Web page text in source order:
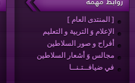
[ المنتدى العام ]
الإعلام وَ التربية و التعليم
أفراح و صور السلاطين
مجالس وَ أشعار السلاطين
في ضيافــتـنــا